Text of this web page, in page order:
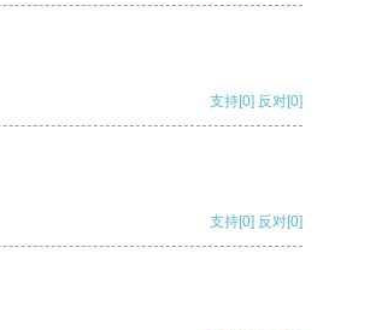
支持[0] 反对[0]
支持[0] 反对[0]